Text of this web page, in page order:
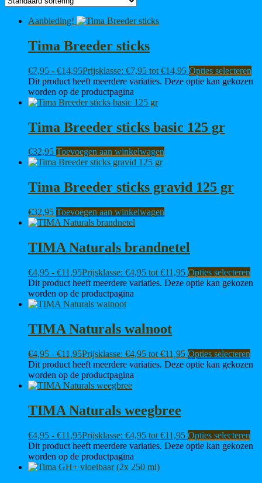
Aanbieding!
Tima Breeder sticks
€7,95 - €14,95Prijsklasse: €7,95 tot €14,95 Opties selecteren
Dit product heeft meerdere variaties. Deze optie kan gekozen
worden op de productpagina
Tima Breeder sticks basic 125 gr
€32,95 Toevoegen aan winkelwagen
Tima Breeder sticks gravid 125 gr
€32,95 Toevoegen aan winkelwagen
TIMA Naturals brandnetel
€4,95 - €11,95Prijsklasse: €4,95 tot €11,95 Opties selecteren
Dit product heeft meerdere variaties. Deze optie kan gekozen
worden op de productpagina
TIMA Naturals walnoot
€4,95 - €11,95Prijsklasse: €4,95 tot €11,95 Opties selecteren
Dit product heeft meerdere variaties. Deze optie kan gekozen
worden op de productpagina
TIMA Naturals weegbree
€4,95 - €11,95Prijsklasse: €4,95 tot €11,95 Opties selecteren
Dit product heeft meerdere variaties. Deze optie kan gekozen
worden op de productpagina